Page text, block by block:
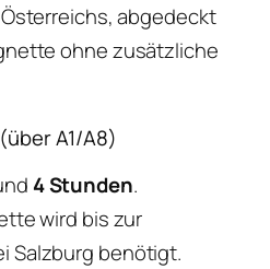
abgedeckt
ohne zusätzliche
A1/A8)
4 Stunden.
wird bis zur
Salzburg benötigt.